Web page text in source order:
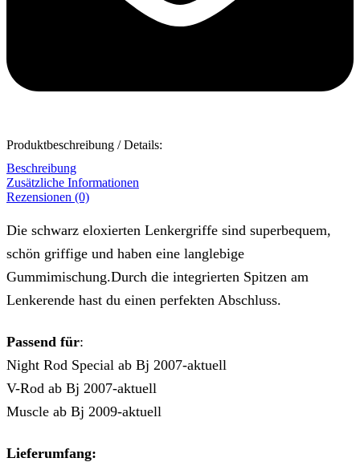
Produktbeschreibung / Details:
Beschreibung
Zusätzliche Informationen
Rezensionen (0)
Die schwarz eloxierten Lenkergriffe sind superbequem,
schön griffige und haben eine langlebige
Gummimischung.Durch die integrierten Spitzen am
Lenkerende hast du einen perfekten Abschluss.
Passend für:
Night Rod Special ab Bj 2007-aktuell
V-Rod ab Bj 2007-aktuell
Muscle ab Bj 2009-aktuell
Lieferumfang: